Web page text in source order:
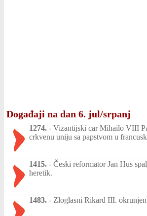
Događaji na dan 6. jul/srpanj
1274. - Vizantijski car Mihailo VIII
crkvenu uniju sa papstvom u
1415. - Česki reformator Jan Hus
heretik.
1483. - Zloglasni Rikard III.